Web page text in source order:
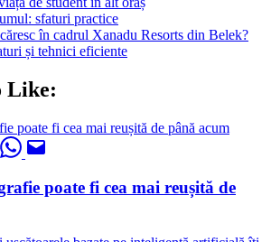
sfaturi practice
în cadrul Xanadu Resorts din Belek?
și tehnici eficiente
Like:
poate fi cea mai reușită de